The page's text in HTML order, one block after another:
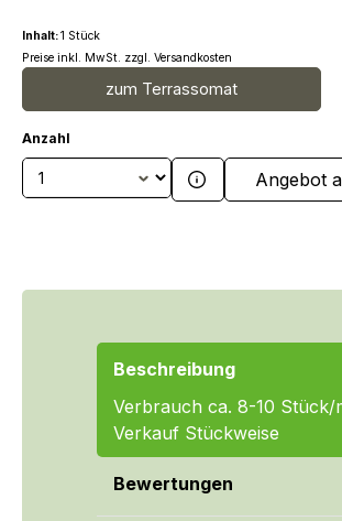
Inhalt:1 Stück
Preise inkl. MwSt. zzgl. Versandkosten
zum Terrassomat
Anzahl
Produkt Anzahl: Gib den
Angebot
Beschreibung
Verbrauch ca. 8-10 Stück/
Verkauf Stückweise
Bewertungen